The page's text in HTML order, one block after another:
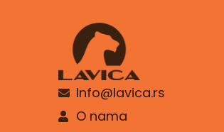
Info@lavica.rs
O nama